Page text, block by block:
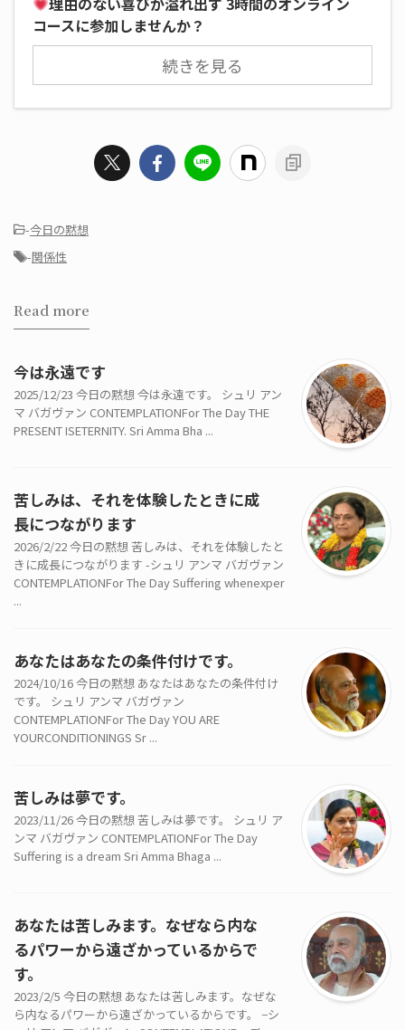
コースに参加しませんか？
続きを見る
-今日の黙想
-関係性
Read more
今は永遠です
2025/12/23 今日の黙想 今は永遠です。 シュリ アン
マ バガヴァン CONTEMPLATIONFor The Day THE
PRESENT ISETERNITY. Sri Amma Bha ...
苦しみは、それを体験したときに成
長につながります
2026/2/22 今日の黙想 苦しみは、それを体験したと
きに成長につながります -シュリ アンマ バガヴァン
CONTEMPLATIONFor The Day Suffering whenexper
...
あなたはあなたの条件付けです。
2024/10/16 今日の黙想 あなたはあなたの条件付け
です。 シュリ アンマ バガヴァン
CONTEMPLATIONFor The Day YOU ARE
YOURCONDITIONINGS Sr ...
苦しみは夢です。
2023/11/26 今日の黙想 苦しみは夢です。 シュリ ア
ンマ バガヴァン CONTEMPLATIONFor The Day
Suffering is a dream Sri Amma Bhaga ...
あなたは苦しみます。なぜなら内な
るパワーから遠ざかっているからで
す。
2023/2/5 今日の黙想 あなたは苦しみます。なぜな
ら内なるパワーから遠ざかっているからです。 −シ